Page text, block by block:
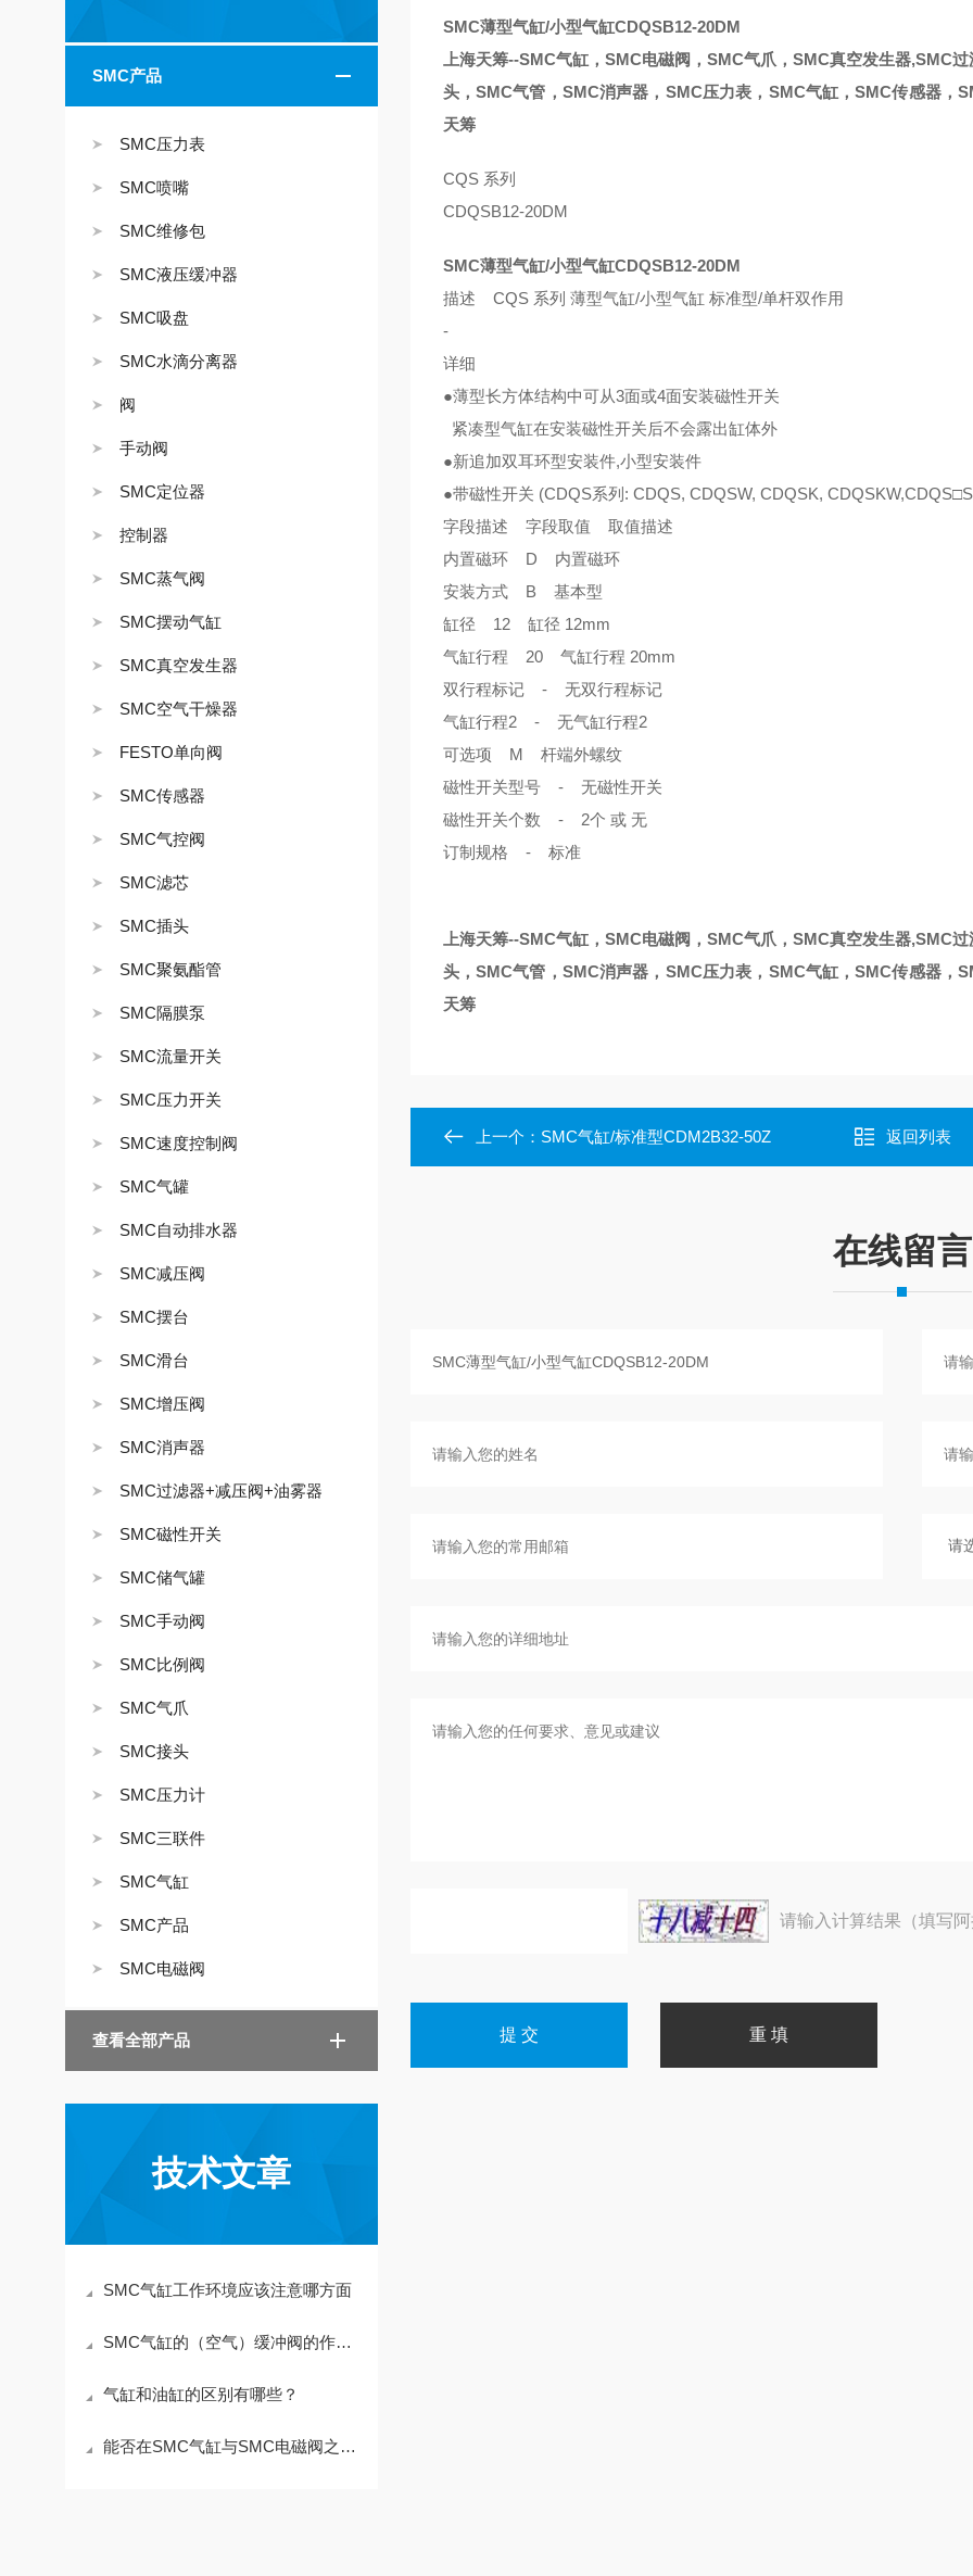
SMC产品
SMC压力表
SMC喷嘴
SMC维修包
SMC液压缓冲器
SMC吸盘
SMC水滴分离器
阀
手动阀
SMC定位器
控制器
SMC蒸气阀
SMC摆动气缸
SMC真空发生器
SMC空气干燥器
FESTO单向阀
SMC传感器
SMC气控阀
SMC滤芯
SMC插头
SMC聚氨酯管
SMC隔膜泵
SMC流量开关
SMC压力开关
SMC速度控制阀
SMC气罐
SMC自动排水器
SMC减压阀
SMC摆台
SMC滑台
SMC增压阀
SMC消声器
SMC过滤器+减压阀+油雾器
SMC磁性开关
SMC储气罐
SMC手动阀
SMC比例阀
SMC气爪
SMC接头
SMC压力计
SMC三联件
SMC气缸
SMC产品
SMC电磁阀
查看全部产品
技术文章
SMC气缸工作环境应该注意哪方面
SMC气缸的（空气）缓冲阀的作用是什么？
气缸和油缸的区别有哪些？
能否在SMC气缸与SMC电磁阀之间安装IR系列？
SMC薄型气缸/小型气缸CDQSB12-20DM
上海天筹--SMC气缸，SMC电磁阀，SMC气爪，SMC真空发生器,SMC
头，SMC气管，SMC消声器，SMC压力表，SMC气缸，SMC传感器
天筹
CQS 系列
CDQSB12-20DM
SMC薄型气缸/小型气缸CDQSB12-20DM
描述 CQS 系列 薄型气缸/小型气缸 标准型/单杆双作用
-
详细
●薄型长方体结构中可从3面或4面安装磁性开关
紧凑型气缸在安装磁性开关后不会露出缸体外
●新追加双耳环型安装件,小型安装件
●带磁性开关 (CDQS系列: CDQS, CDQSW, CDQSK,
字段描述 字段取值 取值描述
内置磁环 D 内置磁环
安装方式 B 基本型
缸径 12 缸径 12mm
气缸行程 20 气缸行程 20mm
双行程标记 - 无双行程标记
气缸行程2 - 无气缸行程2
可选项 M 杆端外螺纹
磁性开关型号 - 无磁性开关
磁性开关个数 - 2个 或 无
订制规格 - 标准
上海天筹--SMC气缸，SMC电磁阀，SMC气爪，SMC真空发生器,SMC
头，SMC气管，SMC消声器，SMC压力表，SMC气缸，SMC传感器
天筹
上一个： SMC气缸/标准型CDM2B32-50Z 返回列表
在线留言
请输入计算结果（填写